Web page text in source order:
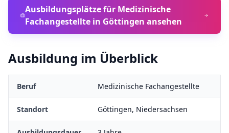
Ausbildungsplätze für Medizinische
Fachangestellte in Göttingen ansehen
Ausbildung im Überblick
Beruf Medizinische Fachangestellte
Standort Göttingen, Niedersachsen